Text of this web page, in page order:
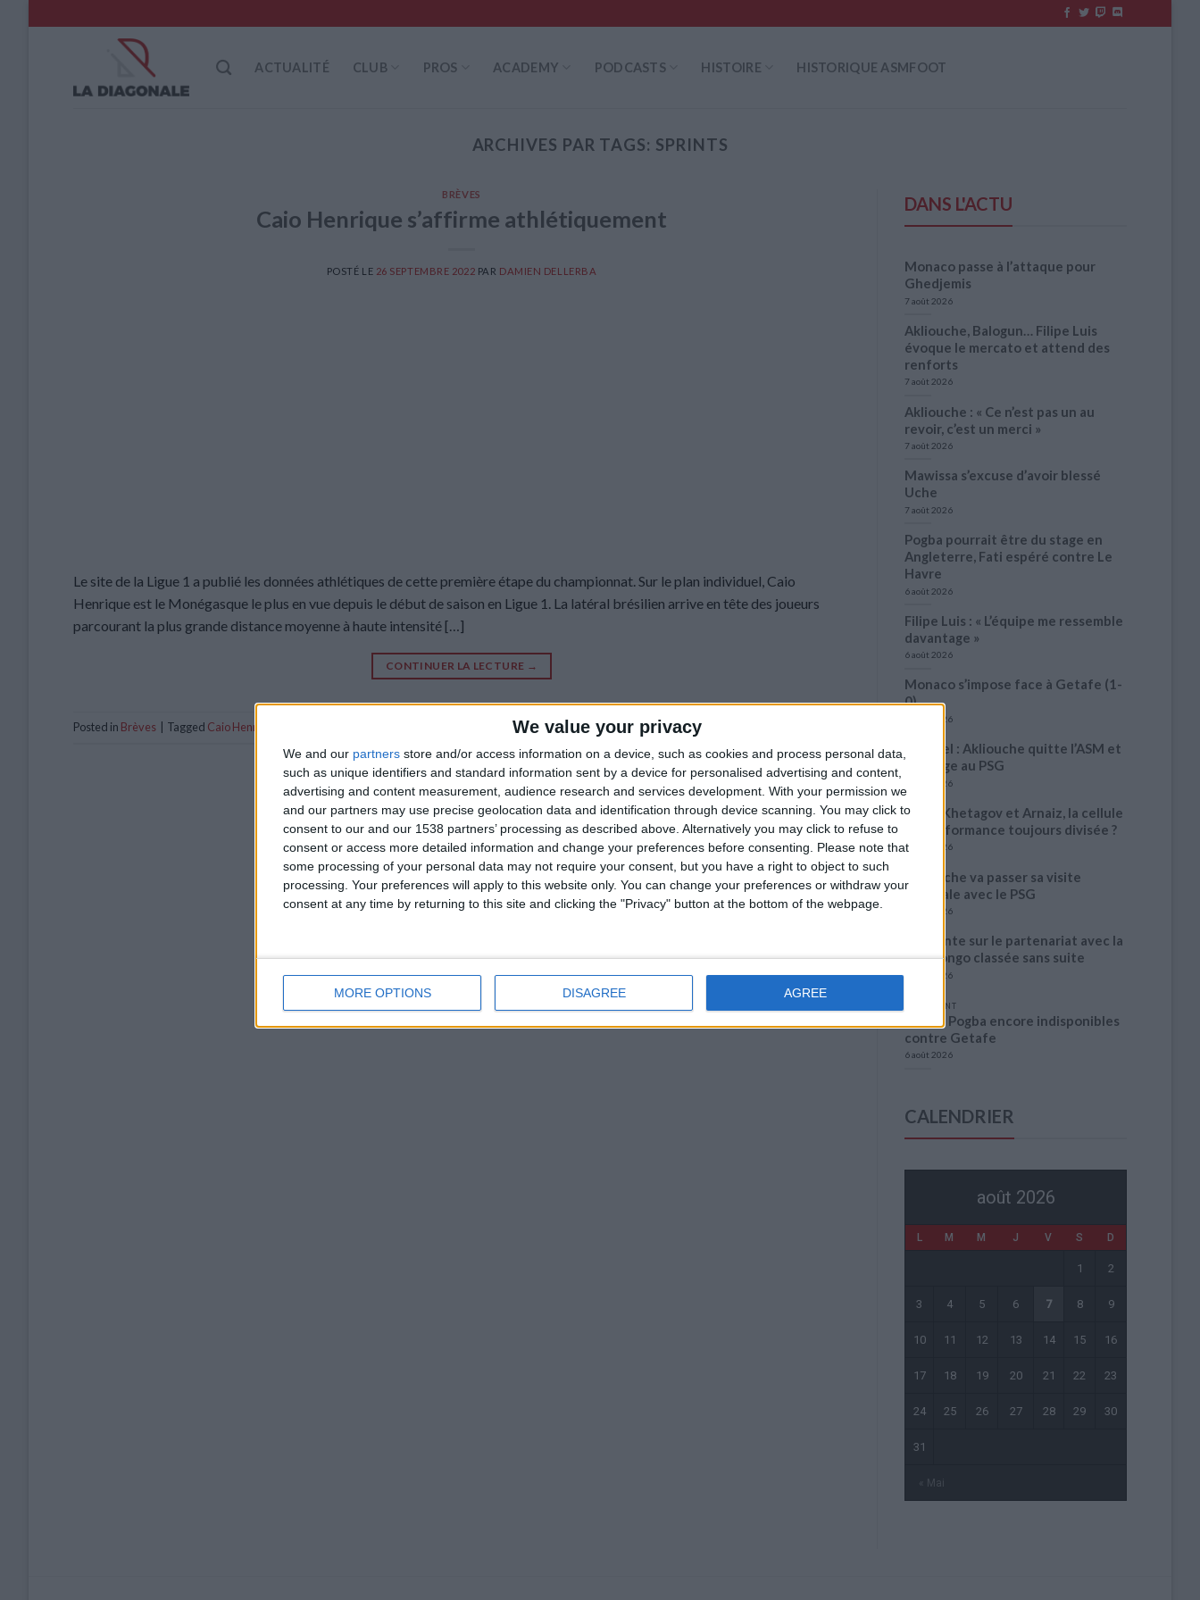
We value your privacy
We and our partners store and/or access information on a device, such as cookies and process personal data,
such as unique identifiers and standard information sent by a device for personalised advertising and content,
advertising and content measurement, audience research and services development. With your permission we
and our partners may use precise geolocation data and identification through device scanning. You may click to
consent to our and our 1538 partners’ processing as described above. Alternatively you may click to refuse to
consent or access more detailed information and change your preferences before consenting.
Please note that
some processing of your personal data may not require your consent, but you have a right to object to such
processing. Your preferences will apply to this website only. You can change your preferences or withdraw your
consent at any time by returning to this site and clicking the "Privacy" button at the bottom of the webpage.
MORE OPTIONS DISAGREE AGREE
to
ACTUALITÉ CLUB PROS ACADEMY PODCASTS HISTOIRE HISTORIQUE ASMFOOT
ARCHIVES PAR TAGS: SPRINTS
BRÈVES
Caio Henrique s’affirme athlétiquement
POSTÉ LE 26 SEPTEMBRE 2022 PAR DAMIEN DELLERBA
Le site de la Ligue 1 a publié les données athlétiques de cette première étape du championnat. Sur le plan individuel, Caio
Henrique est le Monégasque le plus en vue depuis le début de saison en Ligue 1. La latéral brésilien arrive en tête des joueurs
parcourant la plus grande distance moyenne à haute intensité […]
CONTINUER LA LECTURE →
Posted in Brèves Tagged Caio Henrique course à haute intensité,james bunce,sprints
DANS L'ACTU
Monaco passe à l’attaque pour
Ghedjemis
7 août 2026
Akliouche, Balogun… Filipe Luis
évoque le mercato et attend des
renforts
7 août 2026
Akliouche : « Ce n’est pas un au
revoir, c’est un merci »
7 août 2026
Mawissa s’excuse d’avoir blessé
Uche
7 août 2026
Pogba pourrait être du stage en
Angleterre, Fati espéré contre Le
Havre
6 août 2026
Filipe Luis : « L’équipe me ressemble
davantage »
6 août 2026
Monaco s’impose face à Getafe (1-
0)
6 août 2026
Officiel : Akliouche quitte l’ASM et
s’engage au PSG
6 août 2026
Entre Khetagov et Arnaiz, la cellule
de performance toujours divisée ?
6 août 2026
Akliouche va passer sa visite
médicale avec le PSG
6 août 2026
La plainte sur le partenariat avec la
R.D. Congo classée sans suite
6 août 2026
1 COMMENT
Fati et Pogba encore indisponibles
contre Getafe
6 août 2026
CALENDRIER
août 2026
L M M J V S D
« Mai
1 2
3 4 5 6 7 8 9
10 11 12 13 14 15 16
17 18 19 20 21 22 23
24 25 26 27 28 29 30
31